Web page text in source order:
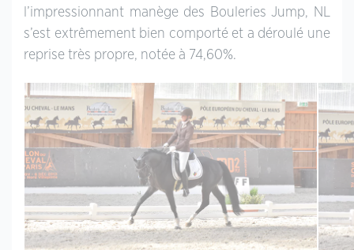
l’impressionnant manège des Bouleries Jump, NL
s’est extrêmement bien comporté et a déroulé une
reprise très propre, notée à 74,60%.